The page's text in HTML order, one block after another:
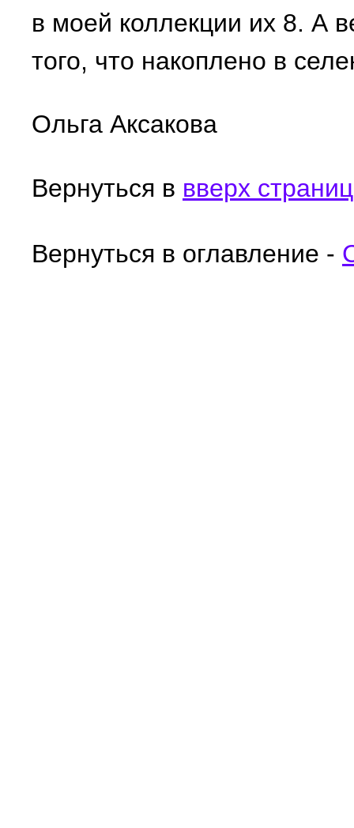
в моей коллекции их 8. А
того, что накоплено в
Ольга Аксакова
Вернуться в вверх
Вернуться в оглавление -